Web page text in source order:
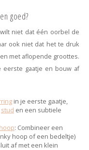
goed?
niet dat één oorbel de
ook niet dat het te druk
met aflopende groottes.
gaatje en bouw af
in je eerste gaatje,
stud en een subtiele
: Combineer een
hoop of een bedeltje)
af met een klein